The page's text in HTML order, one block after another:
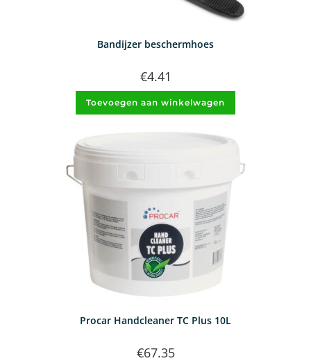
Bandijzer beschermhoes
€4.41
Toevoegen aan winkelwagen
Procar Handcleaner TC Plus 10L
€67.35